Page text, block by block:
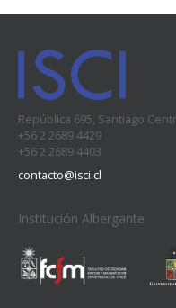
República 695, Santiago
+56 2 2689 4429
+56 2 2689 4403
contacto@isci.cl
Institución Albergante